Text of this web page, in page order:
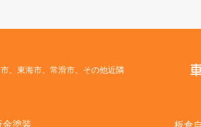
、東海市、常滑市、その他近隣
金塗装 板倉